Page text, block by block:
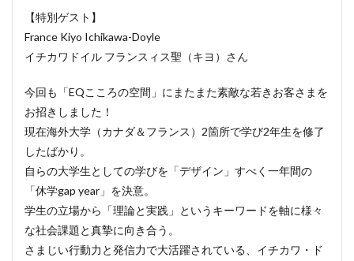
【特別ゲスト】
France Kiyo Ichikawa-Doyle
イチカワドイル フランスィス聖（キヨ）さん
今回も「EQこころの空間」にまたまた素敵な若きお客さまを
お招きしました！
現在海外大学（カナダ＆フランス）2箇所で学び2年生を修了
したばかり。
自らの大学生としての学びを「デザイン」すべく一年間の
「休学gap year」を決意。
学生の立場から「理論と実践」というキーワードを軸に様々
な社会課題と真摯に向き合う。
さまじい行動力と発信力で大活躍されている、イチカワ・ド